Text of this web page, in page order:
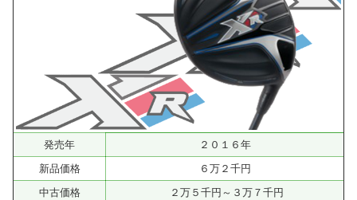
発売年
２０１６年
新品価格
６万２千円
中古価格
２万５千円～３万７千円